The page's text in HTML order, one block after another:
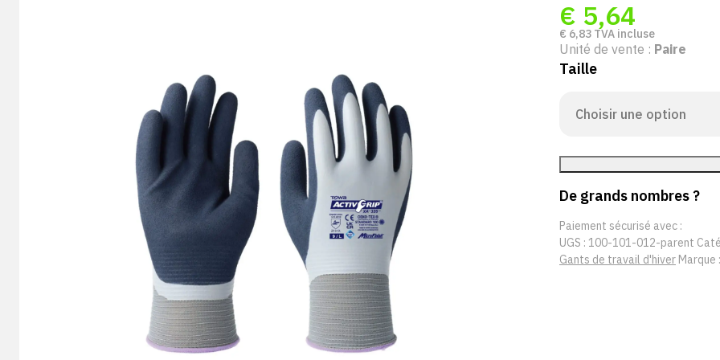
€ 5,64
€ 6,83 TVA incluse
Unité de vente : Paire
Taille
De grands nombres ?
Paiement sécurisé avec :
UGS : 100-101-012-parent
Gants de travail d'hiver Marque :